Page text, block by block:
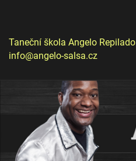
Taneční škola Angelo Repilado
info@angelo-salsa.cz